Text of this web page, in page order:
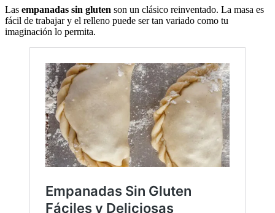
Las empanadas sin gluten son un clásico reinventado. La masa es
fácil de trabajar y el relleno puede ser tan variado como tu
imaginación lo permita.